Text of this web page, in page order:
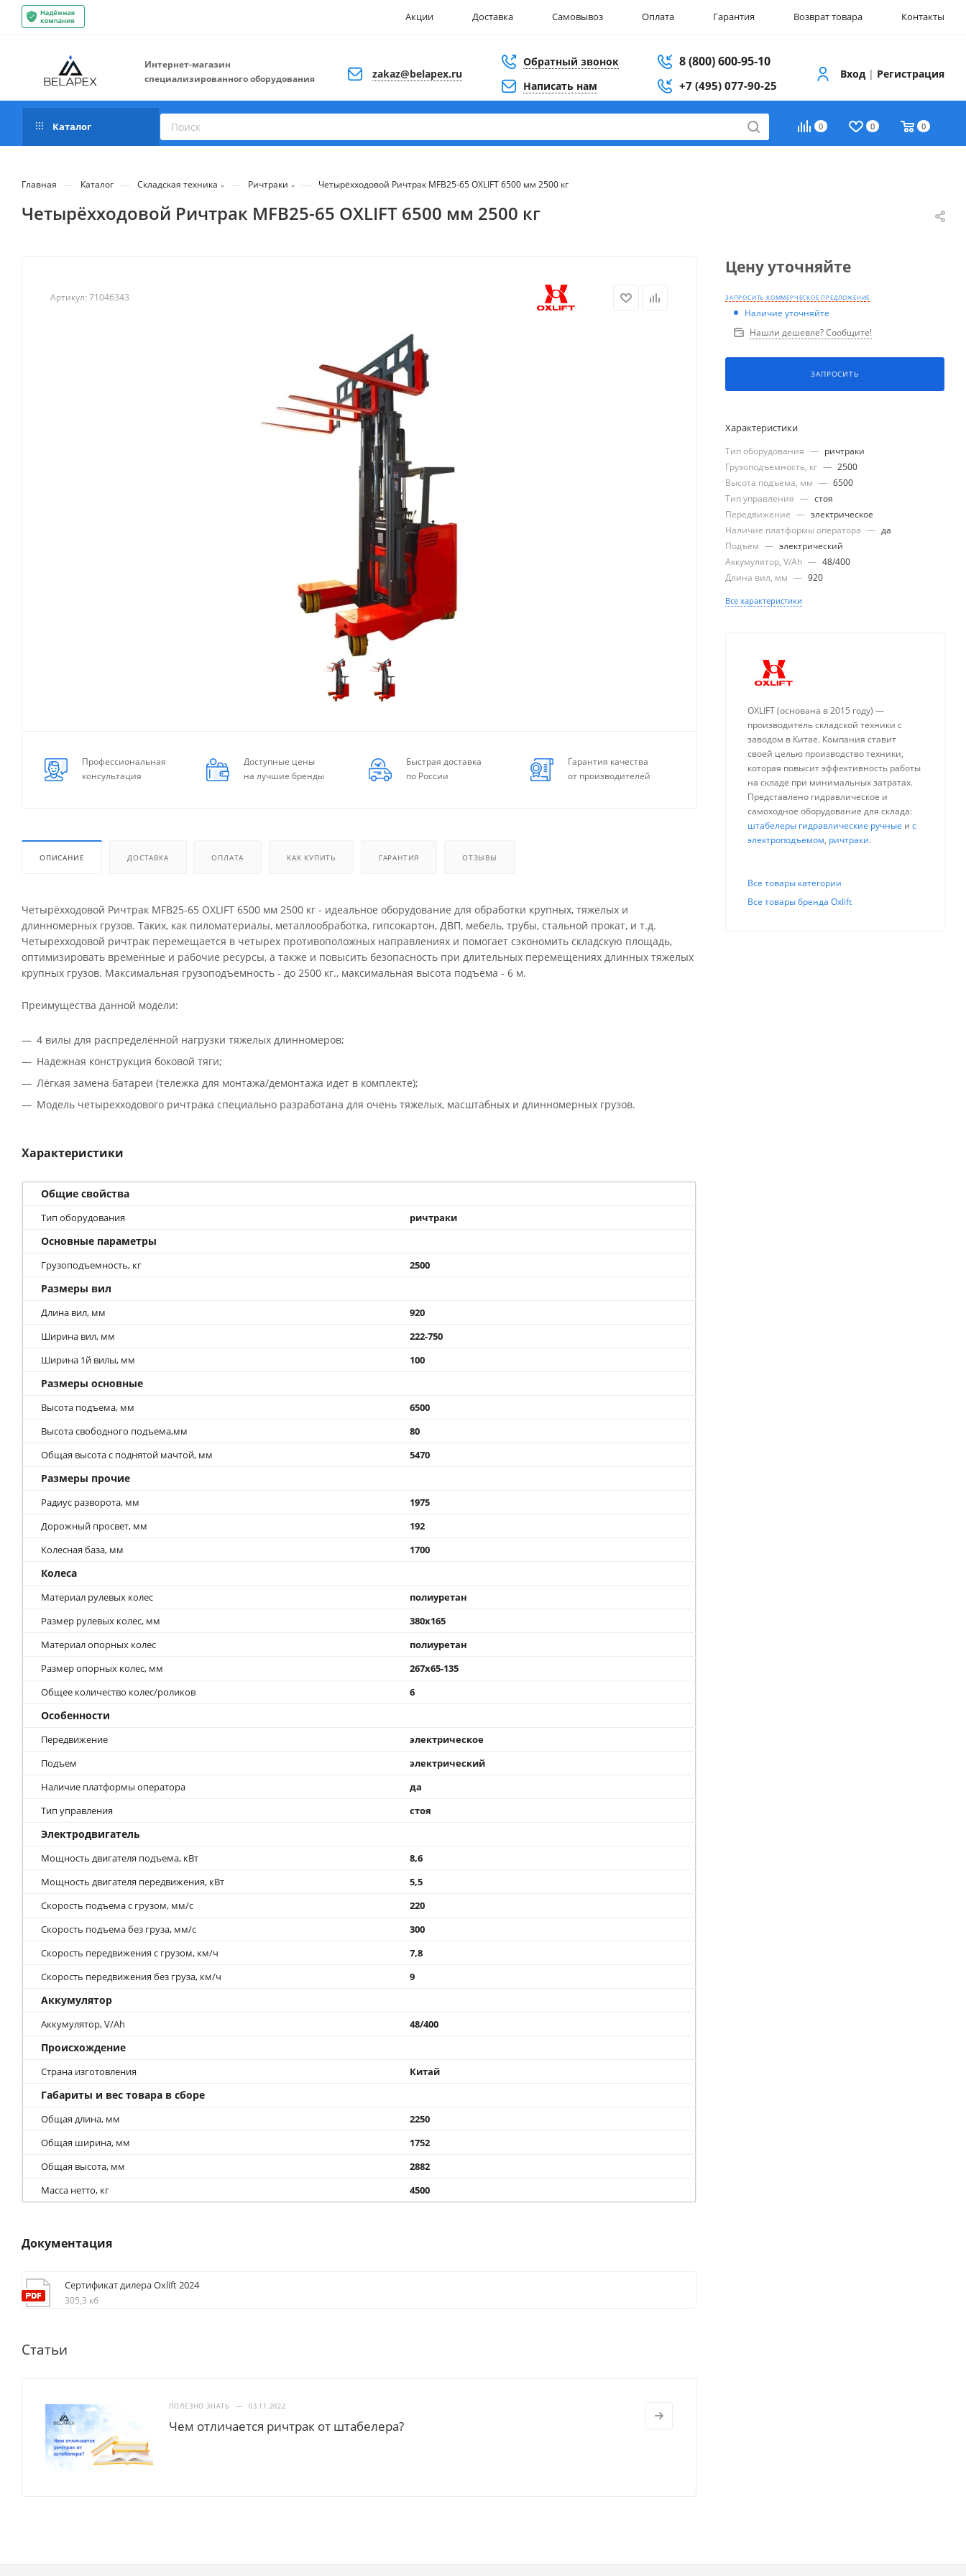
Акции Доставка Самовывоз Оплата Гарантия Возврат товара Контакты
Интернет-магазин
специализированного оборудования
zakaz@belapex.ru
Обратный звонок
Написать нам
8 (800) 600-95-10
+7 (495) 077-90-25
Вход | Регистрация
0 0 0
Каталог
Главная — Каталог — Складская техника — Ричтраки — Четырёхходовой Ричтрак MFB25-65 OXLIFT 6500 мм 2500 кг
Четырёхходовой Ричтрак MFB25-65 OXLIFT 6500 мм 2500 кг
Артикул: 71046343
Профессиональная
консультация
Доступные цены
на лучшие бренды
Быстрая доставка
по России
Гарантия качества
от производителей
ОПИСАНИЕ ДОСТАВКА ОПЛАТА КАК КУПИТЬ ГАРАНТИЯ ОТЗЫВЫ
Четырёхходовой Ричтрак MFB25-65 OXLIFT 6500 мм 2500 кг - идеальное оборудование для обработки крупных, тяжелых и
длинномерных грузов. Таких, как пиломатериалы, металлообработка, гипсокартон, ДВП, мебель, трубы, стальной прокат, и т.д.
Четырехходовой ричтрак перемещается в четырех противоположных направлениях и помогает сэкономить складскую площадь,
оптимизировать временные и рабочие ресурсы, а также и повысить безопасность при длительных перемещениях длинных тяжелых
крупных грузов. Максимальная грузоподъемность - до 2500 кг., максимальная высота подъема - 6 м.
Преимущества данной модели:
4 вилы для распределённой нагрузки тяжелых длинномеров;
Надежная конструкция боковой тяги;
Лёгкая замена батареи (тележка для монтажа/демонтажа идет в комплекте);
Модель четырехходового ричтрака специально разработана для очень тяжелых, масштабных и длинномерных грузов.
Характеристики
Общие свойства
Тип оборудования ричтраки
Основные параметры
Грузоподъемность, кг 2500
Размеры вил
Длина вил, мм
920
Ширина вил, мм
222-750
Ширина 1й вилы, мм
100
Размеры основные
Высота подъема, мм
6500
Высота свободного подъема,мм
80
Общая высота с поднятой мачтой, мм
5470
Размеры прочие
Радиус разворота, мм
1975
Дорожный просвет, мм
192
Колесная база, мм
1700
Колеса
Материал рулевых колес
полиуретан
Размер рулевых колес, мм
380x165
Материал опорных колес
полиуретан
Размер опорных колес, мм
267x65-135
Общее количество колес/роликов
6
Особенности
Передвижение
электрическое
Подъем
электрический
Наличие платформы оператора
да
Тип управления
стоя
Электродвигатель
Мощность двигателя подъема, кВт
8,6
Мощность двигателя передвижения, кВт
5,5
Скорость подъема с грузом, мм/с
220
Скорость подъема без груза, мм/с
300
Скорость передвижения с грузом, км/ч
7,8
Скорость передвижения без груза, км/ч
9
Аккумулятор
Аккумулятор, V/Ah 48/400
Происхождение
Страна изготовления Китай
Габариты и вес товара в сборе
Общая длина, мм
2250
Общая ширина, мм
1752
Общая высота, мм
2882
Масса нетто, кг
4500
Документация
Сертификат дилера Oxlift 2024
305,3 кб
Статьи
ПОЛЕЗНО ЗНАТЬ — 03.11.2022
Чем отличается ричтрак от штабелера?
Цену уточняйте
ЗАПРОСИТЬ КОММЕРЧЕСКОЕ ПРЕДЛОЖЕНИЕ
Наличие уточняйте
Нашли дешевле? Сообщите!
ЗАПРОСИТЬ
Характеристики
Тип оборудования — ричтраки
Грузоподъемность, кг — 2500
Высота подъема, мм — 6500
Тип управления — стоя
Передвижение — электрическое
Наличие платформы оператора — да
Подъем — электрический
Аккумулятор, V/Ah — 48/400
Длина вил, мм — 920
Все характеристики
OXLIFT (основана в 2015 году) —
производитель складской техники с
заводом в Китае. Компания ставит
своей целью производство техники,
которая повысит эффективность работы
на складе при минимальных затратах.
Представлено гидравлическое и
самоходное оборудование для склада:
штабелеры гидравлические ручные и с
электроподъемом, ричтраки.
Все товары категории
Все товары бренда Oxlift